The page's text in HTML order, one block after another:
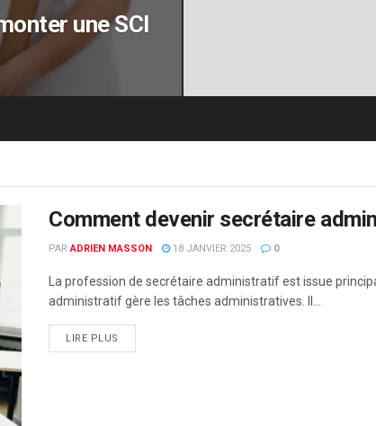
une SCI
Comment devenir secrétaire
PARADRIEN MASSON 18 JANVIER 2025 0
La profession de secrétaire administratif est issue
administratif gère les tâches administratives. Il...
LIRE PLUS